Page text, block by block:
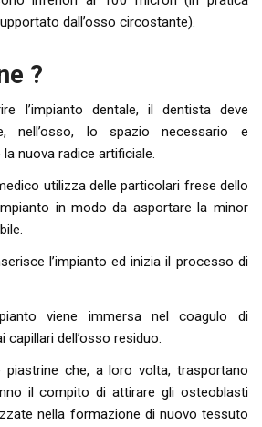
dall’osso circostante).
?
l’impianto dentale, il dentista deve
nell’osso, lo spazio necessario e
nuova radice artificiale.
utilizza delle particolari frese dello
in modo da asportare la minor
l’impianto ed inizia il processo di
viene immersa nel coagulo di
capillari dell’osso residuo.
piastrine che, a loro volta, trasportano
il compito di attirare gli osteoblasti
nella formazione di nuovo tessuto